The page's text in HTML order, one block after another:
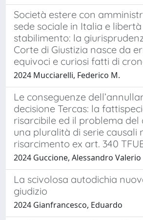
Società estere con
sede sociale in Italia e
stabilimento: la
Corte di Giustizia nasce da
equivoci e curiosi fatti di
2024 Mucciarelli, Federico M.
Le conseguenze
decisione Tercas: la
risarcibile ed il problema del
una pluralità di serie causali
risarcimento ex art. 340
2024 Guccione, Alessandro Valerio
La scivolosa autodichia
giudizio
2024 Gianfrancesco, Eduardo